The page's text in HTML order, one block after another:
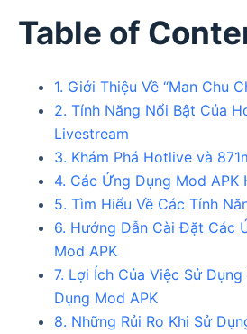
Table of
1. Giới Thiệu Về “Man Chu
2. Tính Năng Nổi Bật Của
Livestream
3. Khám Phá Hotlive và
4. Các Ứng Dụng Mod APK
5. Tìm Hiểu Về Các Tính
6. Hướng Dẫn Cài Đặt Các
Mod APK
7. Lợi Ích Của Việc Sử
Dụng Mod APK
8. Những Rủi Ro Khi Sử